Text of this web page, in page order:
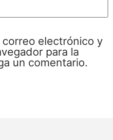
electrónico y
para la
un comentario.